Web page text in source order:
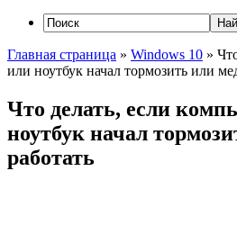
Главная страница » Windows 10 »
или ноутбук начал тормозить или
Что делать, если
ноутбук начал
работать